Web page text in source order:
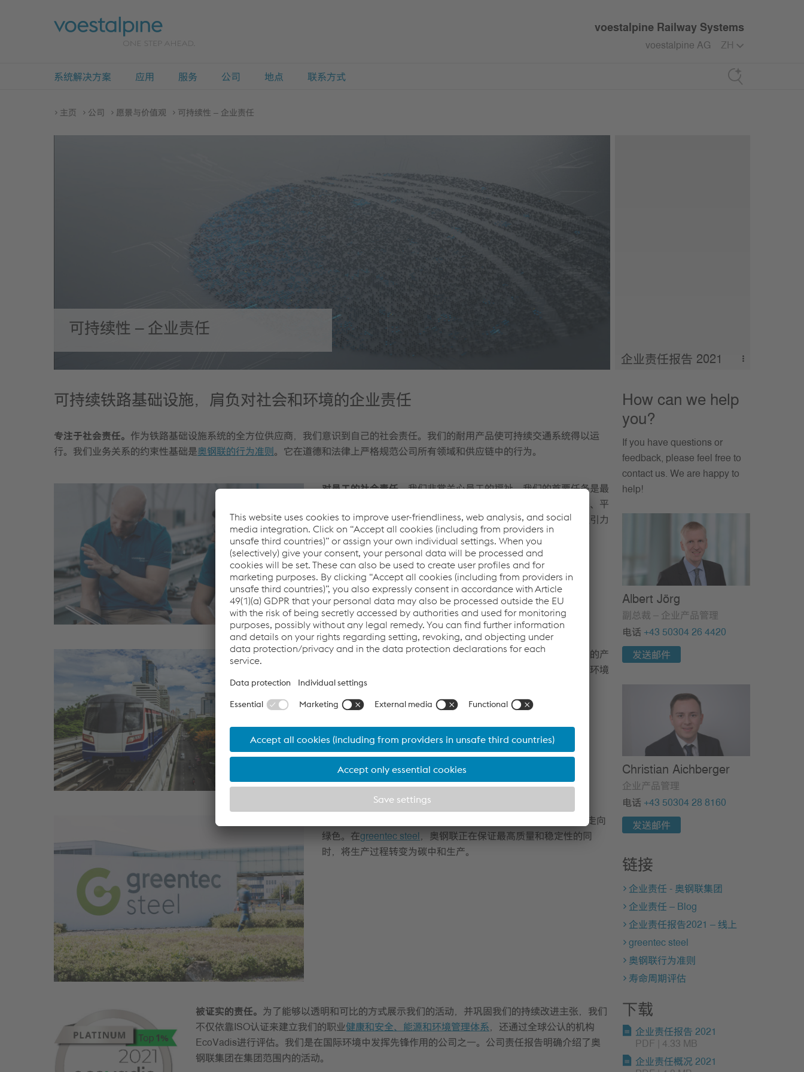
Search
voestalpine Railway Systems
ZH
voestalpine AG
系统解决方案 应用 服务 公司 地点 联系方式
主页 公司 愿景与价值观 可持续性 – 企业责任
可持续性 – 企业责任
企业责任报告 2021
可持续铁路基础设施，肩负对社会和环境的企业责任
专注于社会责任。 作为铁路基础设施系统的全方位供应商，我们意识到自己的社会责任。我们的耐用产品使可持续交通系统得以运
行。我们业务关系的约束性基础是奥钢联的行为准则 。它在道德和法律上严格规范公司所有领域和供应链中的行为。
对员工的社会责任。我们非常关心员工的福祉。我们的首要任务是最
大限度地提高职业安全，避免职业事故。持续的员工培训和发展、平
等的机会、不容忍歧视以及开放的沟通文化巩固了我们作为有吸引力
雇主的地位。
奥钢联铁路系统职业机会
为清洁环境而设计的铁路基础设施。我们使用极为耐用且低维护的产
品，将环境影响降至最低。为了鼓励和评估这些努力，我们基于环境
产品声明（EPD）和整体
我们的钢材产品也在走向
绿色。在greentec steel ，奥钢联正在保证最高质量和稳定性的同
时，将生产过程转变为碳中和生产。
被证实的责任。 为了能够以透明和可比的方式展示我们的活动，并巩固我们的持续改进主张，我们
不仅依靠ISO认证来建立我们的职业健康和安全、能源和环境管理体系，还通过全球公认的机构
EcoVadis进行评估。我们是在国际环境中发挥先锋作用的公司之一。公司责任报告明确介绍了奥
钢联集团在集团范围内的活动。
How can we help
you?
If you have questions or
feedback, please feel free to
contact us. We are happy to
help!
Albert Jörg
副总裁 – 企业产品管理
电话 +43 50304 26 4420
发送邮件
Christian Aichberger
企业产品管理
电话 +43 50304 28 8160
发送邮件
链接
企业责任 - 奥钢联集团
企业责任 – Blog
企业责任报告2021 – 线上
greentec steel
奥钢联行为准则
寿命周期评估
下载
企业责任报告 2021
PDF | 4.33 MB
企业责任概况 2021